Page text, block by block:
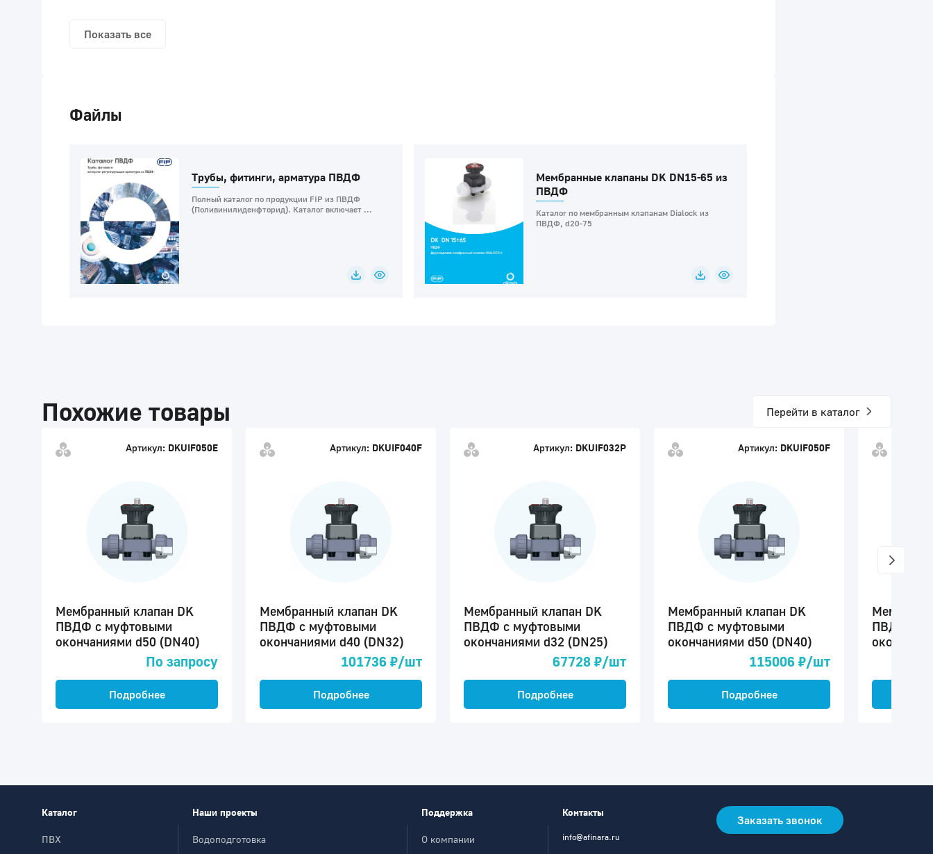
Показать все
Файлы
Трубы, фитинги, арматура ПВДФ
Полный каталог по продукции FIP из ПВДФ
(Поливинилиденфторид). Каталог включает ...
Мембранные клапаны DK DN15-65 из
ПВДФ
Каталог по мембранным клапанам Dialock из
ПВДФ, d20-75
Похожие товары Перейти в каталог
Артикул: DKUIF050E
Мембранный клапан DK
ПВДФ c муфтовыми
окончаниями d50 (DN40)
По запросу
Подробнее
Артикул: DKUIF040F
Мембранный клапан DK
ПВДФ c муфтовыми
окончаниями d40 (DN32)
101736 ₽/шт
Подробнее
Артикул: DKUIF032P
Мембранный клапан DK
ПВДФ c муфтовыми
окончаниями d32 (DN25)
67728 ₽/шт
Подробнее
Артикул: DKUIF050F
Мембранный клапан DK
ПВДФ c муфтовыми
окончаниями d50 (DN40)
115006 ₽/шт
Подробнее
ПВДФ c
Каталог
ПВХ
Наши проекты
Водоподготовка
Поддержка
О компании
Контакты
info@afinara.ru
Заказать звонок